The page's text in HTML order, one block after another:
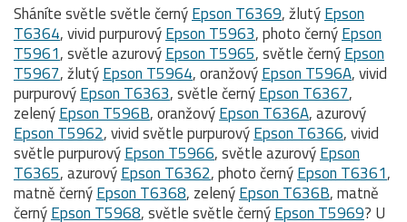
Sháníte světle světle černýEpson T6369, žlutýEpson
T6364, vivid purpurovýEpson T5963, photo černýEpson
T5961, světle azurovýEpson T5965, světle černýEpson
T5967, žlutýEpson T5964, oranžovýEpson T596A, vivid
purpurovýEpson T6363, světle černýEpson T6367,
zelenýEpson T596B, oranžovýEpson T636A, azurový
Epson T5962, vivid světle purpurovýEpson T6366, vivid
světle purpurovýEpson T5966, světle azurovýEpson
T6365, azurovýEpson T6362, photo černýEpson T6361,
matně černýEpson T6368, zelenýEpson T636B, matně
černýEpson T5968, světle světle černýEpson T5969? U